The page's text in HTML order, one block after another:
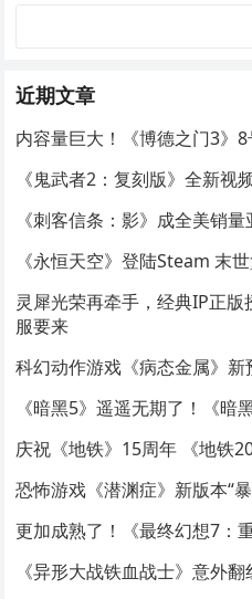
近期文章
内容量巨大！《博德之门3》
《鬼武者2：复刻版》全新视
《刺客信条：影》成全美销
《永恒天空》登陆Steam 末
灵犀光荣再牵手，经典IP正
服要来
科幻动作游戏《病态金属》
《暗黑5》遥遥无期了！《暗
庆祝《地铁》15周年 《地铁
恐怖游戏《潜渊症》新版本“
更加成熟了！《最终幻想7：
《异形大战铁血战士》意外